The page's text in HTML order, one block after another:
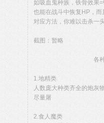
如吸血鬼种族，铁骨效果
也能在战斗中恢复HP，
对应方法，你难以击杀一
截图：暂略
各
1.地精类
人数庞大种类齐全的炮灰
尽量屠
2.食人魔类